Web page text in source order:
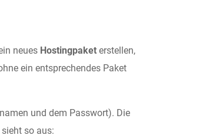
neues Hostingpaketerstellen,
ein entsprechendes Paket
und dem Passwort). Die
sieht so aus: